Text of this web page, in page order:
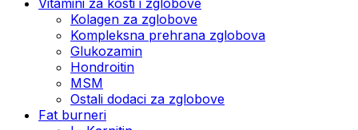
Kolagen za zglobove
Kompleksna prehrana zglobova
Glukozamin
Hondroitin
MSM
Ostali dodaci za zglobove
Fat burneri